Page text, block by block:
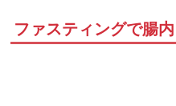
ファスティングで腸